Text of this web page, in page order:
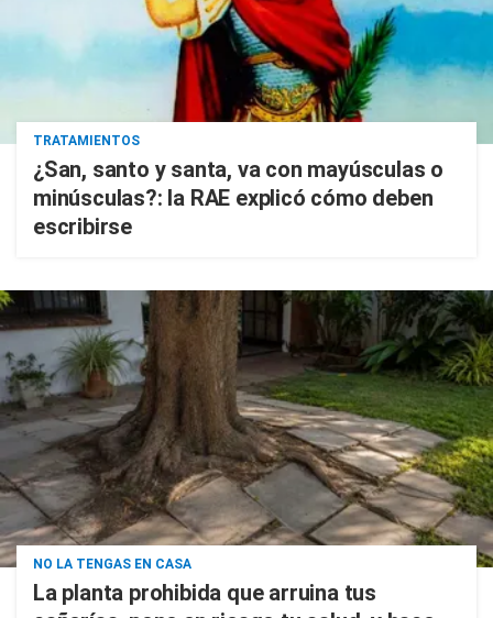
TRATAMIENTOS
¿San, santo y santa, va con mayúsculas o
minúsculas?: la RAE explicó cómo deben
escribirse
NO LA TENGAS EN CASA
La planta prohibida que arruina tus